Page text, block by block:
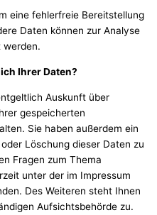
eine fehlerfreie Bereitstellung
Daten können zur Analyse
werden.
Ihrer Daten?
Auskunft über
gespeicherten
Sie haben außerdem ein
Löschung dieser Daten zu
Fragen zum Thema
unter der im Impressum
Des Weiteren steht Ihnen
Aufsichtsbehörde zu.